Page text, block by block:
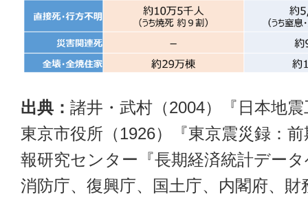
出典： 諸井・武村（2004）『日本地
東京市役所（1926）『東京震災録：
報研究センター『長期経済統計デー
消防庁、復興庁、国土庁、内閣府、